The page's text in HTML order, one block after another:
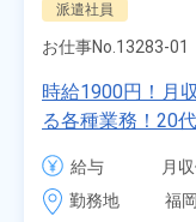
派遣社員
お仕事No. 13283-01
時給1900円！月
る各種業務！20
寮無料！マイカ
費会社負担！社
み！特別賞与90
給与
月
時
勤務地
福